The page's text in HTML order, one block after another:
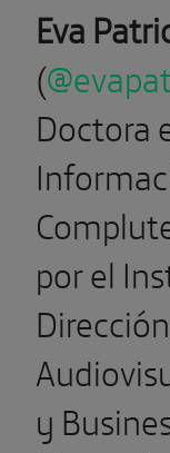
Eva
(
Doctora
por el
y